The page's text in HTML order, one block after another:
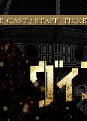
CAST / STAFF